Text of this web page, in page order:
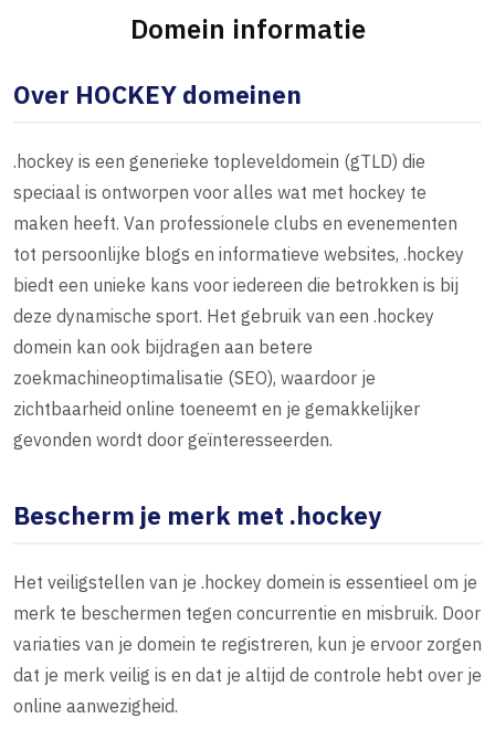
Domein informatie
Over HOCKEY domeinen
.hockey is een generieke topleveldomein (gTLD) die
speciaal is ontworpen voor alles wat met hockey te
maken heeft. Van professionele clubs en evenementen
tot persoonlijke blogs en informatieve websites, .hockey
biedt een unieke kans voor iedereen die betrokken is bij
deze dynamische sport. Het gebruik van een .hockey
domein kan ook bijdragen aan betere
zoekmachineoptimalisatie (SEO), waardoor je
zichtbaarheid online toeneemt en je gemakkelijker
gevonden wordt door geïnteresseerden.
Bescherm je merk met .hockey
Het veiligstellen van je .hockey domein is essentieel om je
merk te beschermen tegen concurrentie en misbruik. Door
variaties van je domein te registreren, kun je ervoor zorgen
dat je merk veilig is en dat je altijd de controle hebt over je
online aanwezigheid.